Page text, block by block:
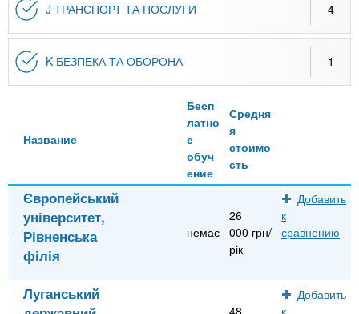
J ТРАНСПОРТ ТА ПОСЛУГИ 4
K БЕЗПЕКА ТА ОБОРОНА 1
Название
Бесп
латно
е
обуч
ение
Средня
я
стоимо
сть
Європейський
університет,
Рівненська
філія
немає
26
000 грн/
рік
Добавить
к
сравнению
Луганський
48
Добавить
к